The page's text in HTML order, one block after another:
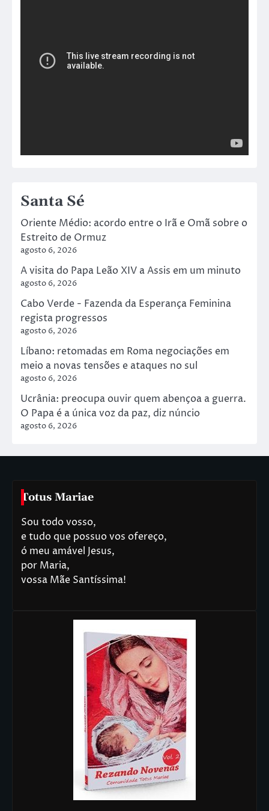
Santa Sé
Oriente Médio: acordo entre o Irã e Omã sobre o
Estreito de Ormuz
agosto 6, 2026
A visita do Papa Leão XIV a Assis em um minuto
agosto 6, 2026
Cabo Verde - Fazenda da Esperança Feminina
regista progressos
agosto 6, 2026
Líbano: retomadas em Roma negociações em
meio a novas tensões e ataques no sul
agosto 6, 2026
Ucrânia: preocupa ouvir quem abençoa a guerra.
O Papa é a única voz da paz, diz núncio
agosto 6, 2026
Totus Mariae
Sou todo vosso,
e tudo que possuo vos ofereço,
ó meu amável Jesus,
por Maria,
vossa Mãe Santíssima!